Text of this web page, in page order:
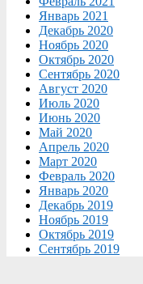
Январь 2021
Декабрь 2020
Ноябрь 2020
Октябрь 2020
Сентябрь 2020
Август 2020
Июль 2020
Июнь 2020
Май 2020
Апрель 2020
Март 2020
Февраль 2020
Январь 2020
Декабрь 2019
Ноябрь 2019
Октябрь 2019
Сентябрь 2019